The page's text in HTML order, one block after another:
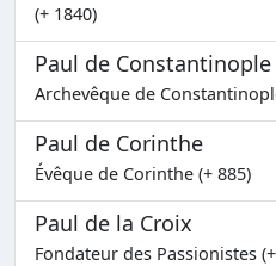
(+ 1840)
Paul de Constantinople
Archevêque de
Paul de Corinthe
Évêque de Corinthe (+ 885)
Paul de la Croix
Fondateur des Passionistes